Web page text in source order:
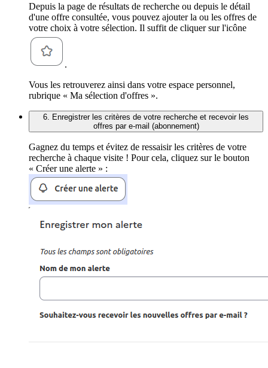
Depuis la page de résultats de recherche ou depuis le détail
d'une offre consultée, vous pouvez ajouter la ou les offres de
votre choix à votre sélection. Il suffit de cliquer sur l'icône
.
Vous les retrouverez ainsi dans votre espace personnel,
rubrique « Ma sélection d'offres ».
6. Enregistrer les critères de votre recherche et recevoir les
offres par e-mail (abonnement)
Gagnez du temps et évitez de ressaisir les critères de votre
recherche à chaque visite ! Pour cela, cliquez sur le bouton
« Créer une alerte » :